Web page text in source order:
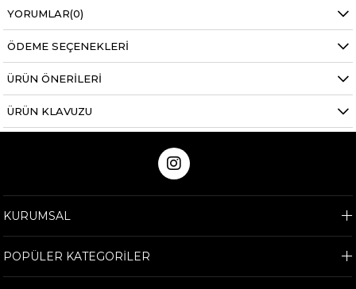
YORUMLAR(0)
ÖDEME SEÇENEKLERI
ÜRÜN ÖNERILERI
ÜRÜN KLAVUZU
KURUMSAL
POPÜLER KATEGORİLER